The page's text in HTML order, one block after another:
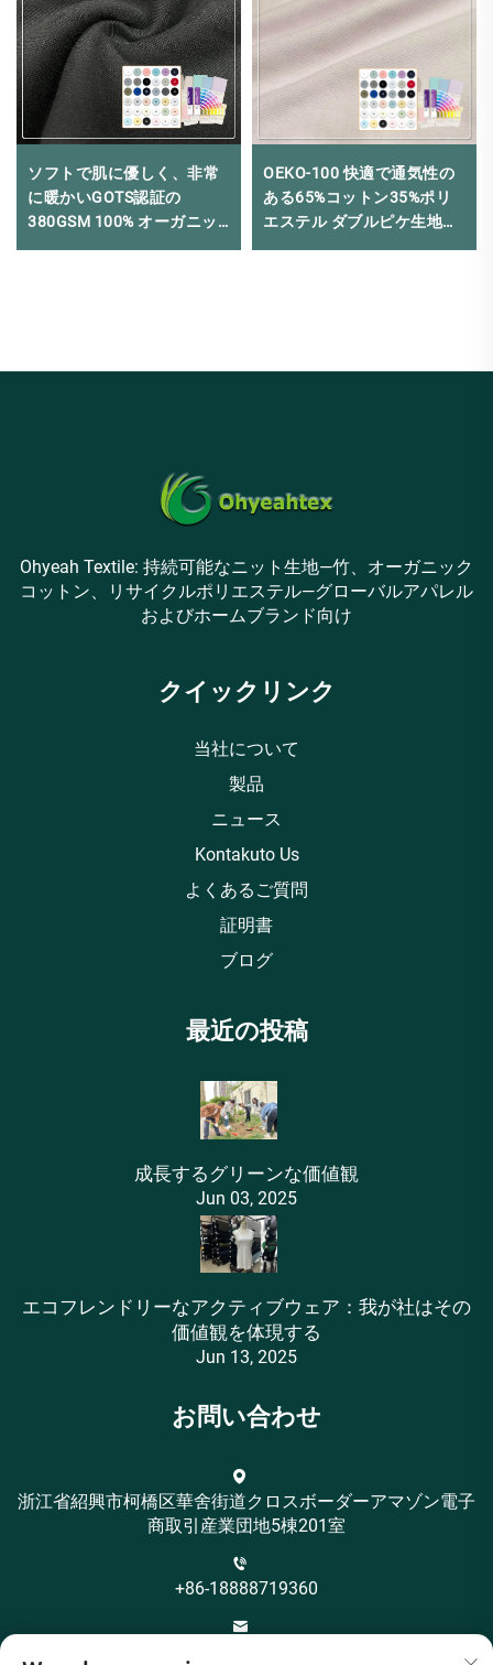
ソフトで肌に優しく、非常
に暖かいGOTS認証の
380GSM 100% オーガニッ
OEKO-100 快適で通気性の
ある65%コットン35%ポリ
エステル ダブルピケ生地
Ohyeah Textile: 持続可能なニット生地—竹、オーガニック
コットン、リサイクルポリエステル—グローバルアパレル
およびホームブランド向け
クイックリンク
当社について
製品
ニュース
Kontakuto Us
よくあるご質問
証明書
ブログ
最近の投稿
成長するグリーンな価値観
Jun 03, 2025
エコフレンドリーなアクティブウェア：我が社はその
価値観を体現する
Jun 13, 2025
お問い合わせ
浙江省紹興市柯橋区華舍街道クロスボーダーアマゾン電子
商取引産業団地5棟201室
+86-18888719360